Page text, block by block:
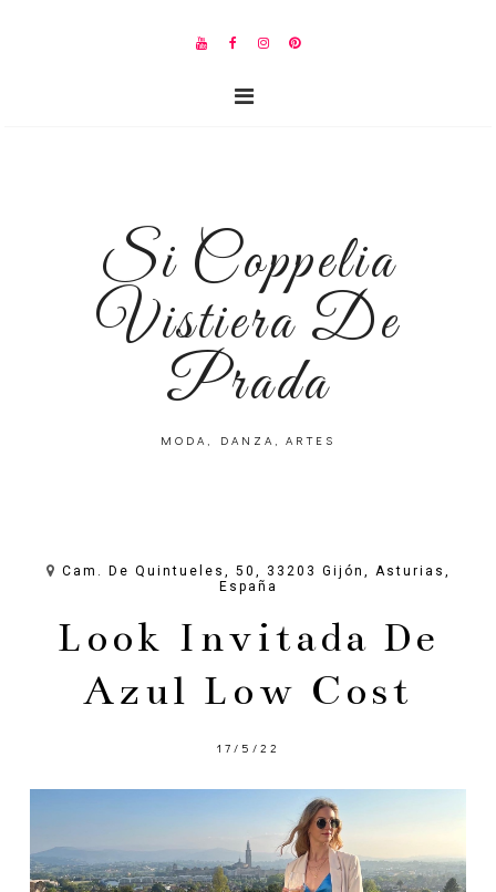
Si Coppelia
Vistiera De
Prada
MODA, DANZA, ARTES
Cam. De Quintueles, 50, 33203 Gijón, Asturias,
España
Look Invitada De
Azul Low Cost
17/5/22